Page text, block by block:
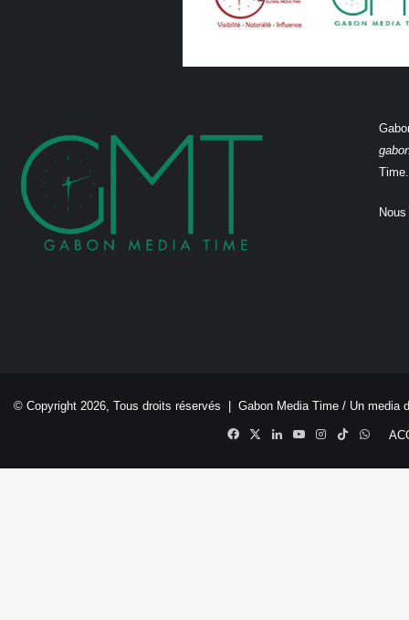
Time.
© Copyright 2026, Tous droits réservés | Gabon Media Time / Un media
Facebook
X LinkedinYouTubeInstagram
TikTok